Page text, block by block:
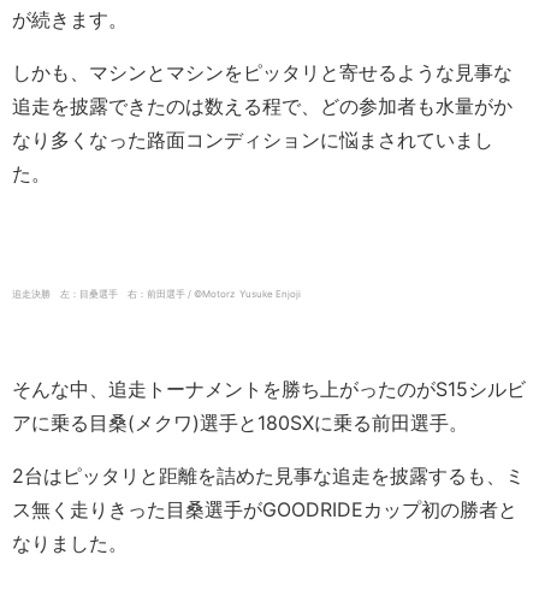
が続きます。
しかも、マシンとマシンをピッタリと寄せるような見事な
追走を披露できたのは数える程で、どの参加者も水量がか
なり多くなった路面コンディションに悩まされていまし
た。
追走決勝 左：目桑選手 右：前田選手 / ©️Motorz Yusuke Enjoji
そんな中、追走トーナメントを勝ち上がったのがS15シルビ
アに乗る目桑(メクワ)選手と180SXに乗る前田選手。
2台はピッタリと距離を詰めた見事な追走を披露するも、ミ
ス無く走りきった目桑選手がGOODRIDEカップ初の勝者と
なりました。